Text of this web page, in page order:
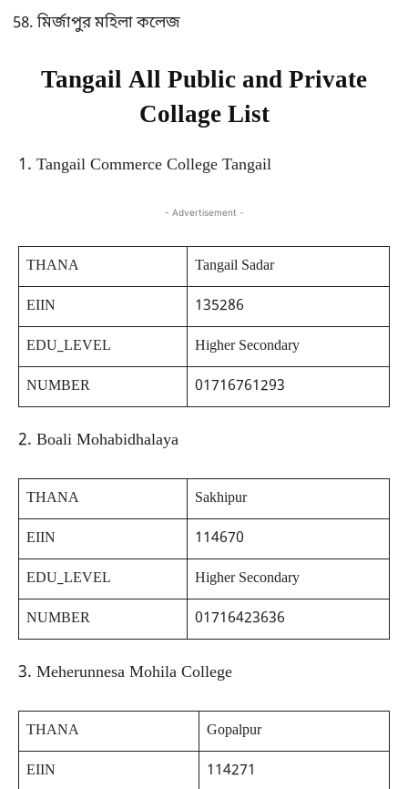
মির্জাপুর মহিলা কলেজ
Tangail All Public ‍and Private
Collage List
1. Tangail Commerce College Tangail
- Advertisement -
THANA
Tangail Sadar
EIIN
135286
EDU_LEVEL
Higher Secondary
NUMBER
01716761293
2. Boali Mohabidhalaya
THANA
Sakhipur
EIIN
114670
EDU_LEVEL
Higher Secondary
NUMBER
01716423636
3. Meherunnesa Mohila College
THANA
Gopalpur
EIIN
114271